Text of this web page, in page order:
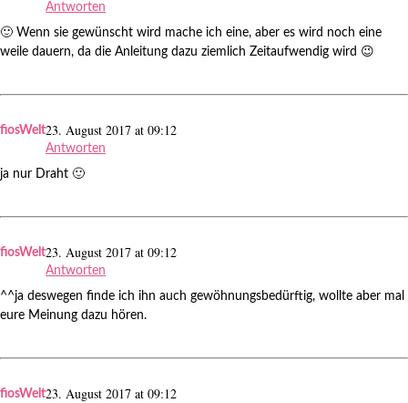
Antworten
🙂 Wenn sie gewünscht wird mache ich eine, aber es wird noch eine
weile dauern, da die Anleitung dazu ziemlich Zeitaufwendig wird 😉
fiosWelt23. August 2017 at 09:12
Antworten
ja nur Draht 🙂
fiosWelt23. August 2017 at 09:12
Antworten
^^ja deswegen finde ich ihn auch gewöhnungsbedürftig, wollte aber mal
eure Meinung dazu hören.
fiosWelt23. August 2017 at 09:12